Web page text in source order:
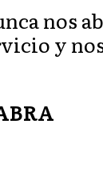
nos
y